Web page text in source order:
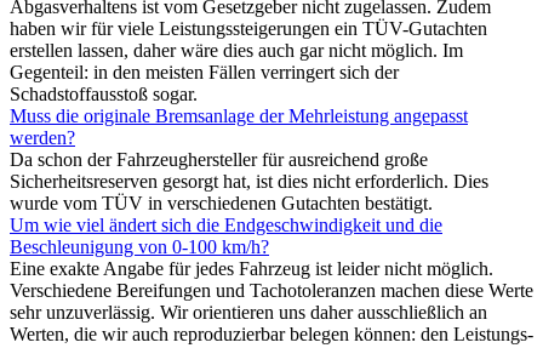
Abgasverhaltens ist vom Gesetzgeber nicht zugelassen. Zudem
haben wir für viele Leistungssteigerungen ein TÜV-Gutachten
erstellen lassen, daher wäre dies auch gar nicht möglich. Im
Gegenteil: in den meisten Fällen verringert sich der
Schadstoffausstoß sogar.
Muss die originale Bremsanlage der Mehrleistung angepasst
werden?
Da schon der Fahrzeughersteller für ausreichend große
Sicherheitsreserven gesorgt hat, ist dies nicht erforderlich. Dies
wurde vom TÜV in verschiedenen Gutachten bestätigt.
Um wie viel ändert sich die Endgeschwindigkeit und die
Beschleunigung von 0-100 km/h?
Eine exakte Angabe für jedes Fahrzeug ist leider nicht möglich.
Verschiedene Bereifungen und Tachotoleranzen machen diese Werte
sehr unzuverlässig. Wir orientieren uns daher ausschließlich an
Werten, die wir auch reproduzierbar belegen können: den Leistungs-